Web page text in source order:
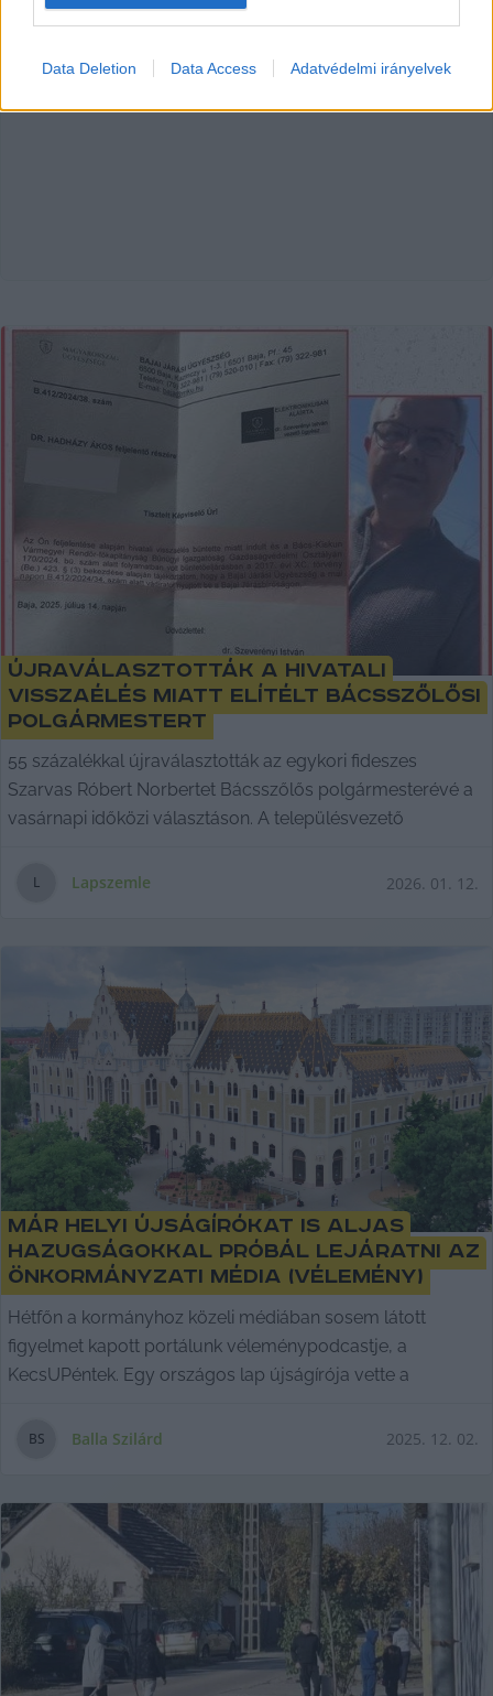
Data Deletion Data Access Adatvédelmi irányelvek
HIRDETÉS
Újraválasztották a hivatali
visszaélés miatt elítélt bácsszőlősi
polgármestert
55 százalékkal újraválasztották az egykori fideszes
Szarvas Róbert Norbertet Bácsszőlős polgármesterévé a
vasárnapi időközi választáson. A településvezető
L Lapszemle 2026. 01. 12.
Már helyi újságírókat is aljas
hazugságokkal próbál lejáratni az
önkormányzati média (vélemény)
Hétfőn a kormányhoz közeli médiában sosem látott
figyelmet kapott portálunk véleménypodcastje, a
KecsUPéntek. Egy országos lap újságírója vette a
BS Balla Szilárd 2025. 12. 02.